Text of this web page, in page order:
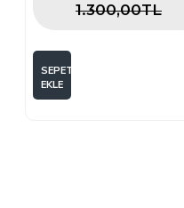
1.300,00TL
SEPETE
EKLE